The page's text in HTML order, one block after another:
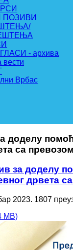
ПОЗИВИ
- архива
вести
Врбас
доделу
са превозом
за доделу
дрвета
2023. 1807
MB)